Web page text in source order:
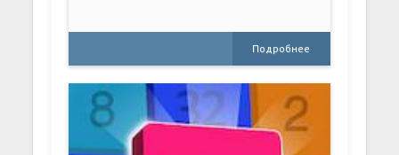
Подробнее